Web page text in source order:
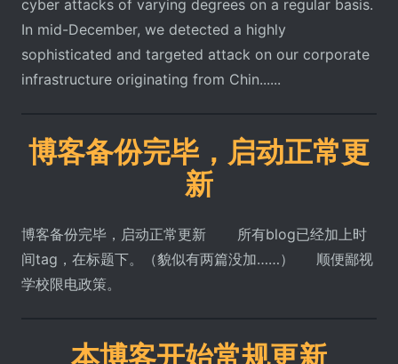
cyber attacks of varying degrees on a regular basis.
In mid-December, we detected a highly
sophisticated and targeted attack on our corporate
infrastructure originating from Chin......
博客备份完毕，启动正常更
新
博客备份完毕，启动正常更新 所有blog已经加上时
间tag，在标题下。（貌似有两篇没加……） 顺便鄙视
学校限电政策。
本博客开始常规更新